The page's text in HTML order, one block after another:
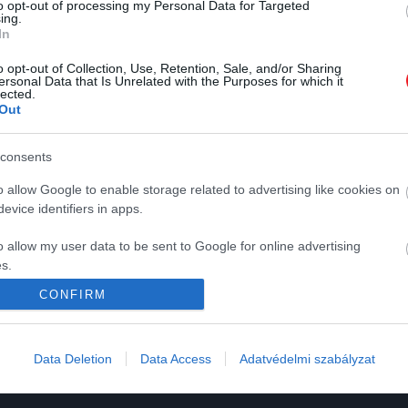
opt-out of processing my Personal Data for Targeted
opt-out of Collection, Use, Retention, Sale, and/or Sharing
Data that Is Unrelated with the Purposes for which it
allow Google to enable storage related to advertising like cookies on
identifiers in apps.
allow my user data to be sent to Google for online advertising
allow Google to send me personalized advertising.
identifiers in apps.
CONFIRM
Data Deletion Data Access Adatvédelmi szabályzat
Nem csak groupie-k. Nem csak
mellékszereplők. Nem csak
hölgyek, akik segítettek megalkotni
néhányat. Íme, öt múzsa, akikért
Ők voltak minden idők
legnagyobb múzsái a
Magazin-előfizetés